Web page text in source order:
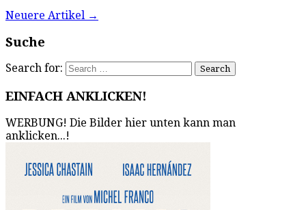
Neuere Artikel →
Suche
Search for:
EINFACH ANKLICKEN!
WERBUNG! Die Bilder hier unten kann man
anklicken...!